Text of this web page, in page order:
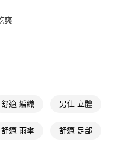
款」的支付方式。 讓您購物簡單
爽
舒適 編織 男仕 立體
舒適 雨傘 舒適 足部